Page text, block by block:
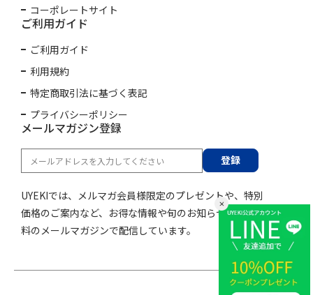
コーポレートサイト
ご利用ガイド
ご利用ガイド
利用規約
特定商取引法に基づく表記
プライバシーポリシー
メールマガジン登録
登録
UYEKIでは、メルマガ会員様限定のプレゼントや、特別
価格のご案内など、お得な情報や旬のお知らせを購読無
料のメールマガジンで配信しています。